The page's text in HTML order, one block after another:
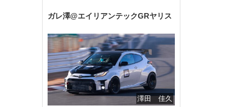
ガレ澤@エイリアンテックGRヤリス
澤田 佳久